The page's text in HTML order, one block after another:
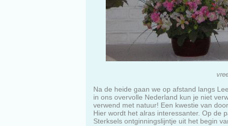
Na de heide gaan we op afstand langs
in ons overvolle Nederland kun je niet
verwend met natuur! Een kwestie van
Hier wordt het alras interessanter. Op de
Sterksels ontginningslijntje uit het begin